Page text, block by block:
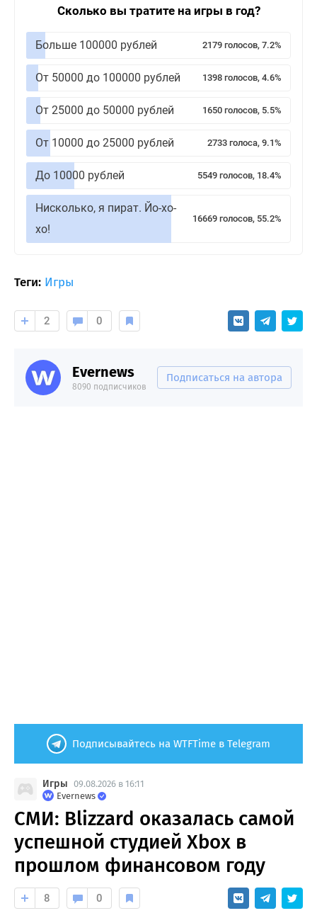
Сколько вы тратите на игры в год?
Больше 100000 рублей 2179 голосов, 7.2%
От 50000 до 100000 рублей 1398 голосов, 4.6%
От 25000 до 50000 рублей 1650 голосов, 5.5%
От 10000 до 25000 рублей 2733 голоса, 9.1%
До 10000 рублей 5549 голосов, 18.4%
Нисколько, я пират. Йо-хо-
хо!
16669 голосов, 55.2%
Теги: Игры
2 0
Evernews
8090 подписчиков
Подписаться на автора
Подписывайтесь на WTFTime в Telegram
Игры 09.08.2026 в 16:11
Evernews
СМИ: Blizzard оказалась самой
успешной студией Xbox в
прошлом финансовом году
8 0